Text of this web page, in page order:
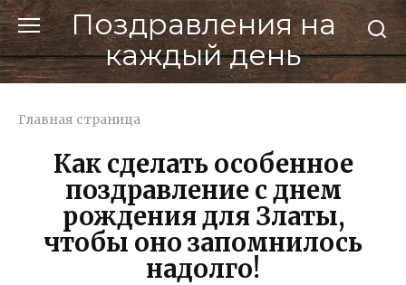
Перейти
к
контенту
Поздравления на
каждый день
Главная страница
Как сделать особенное
поздравление с днем
рождения для Златы,
чтобы оно запомнилось
надолго!